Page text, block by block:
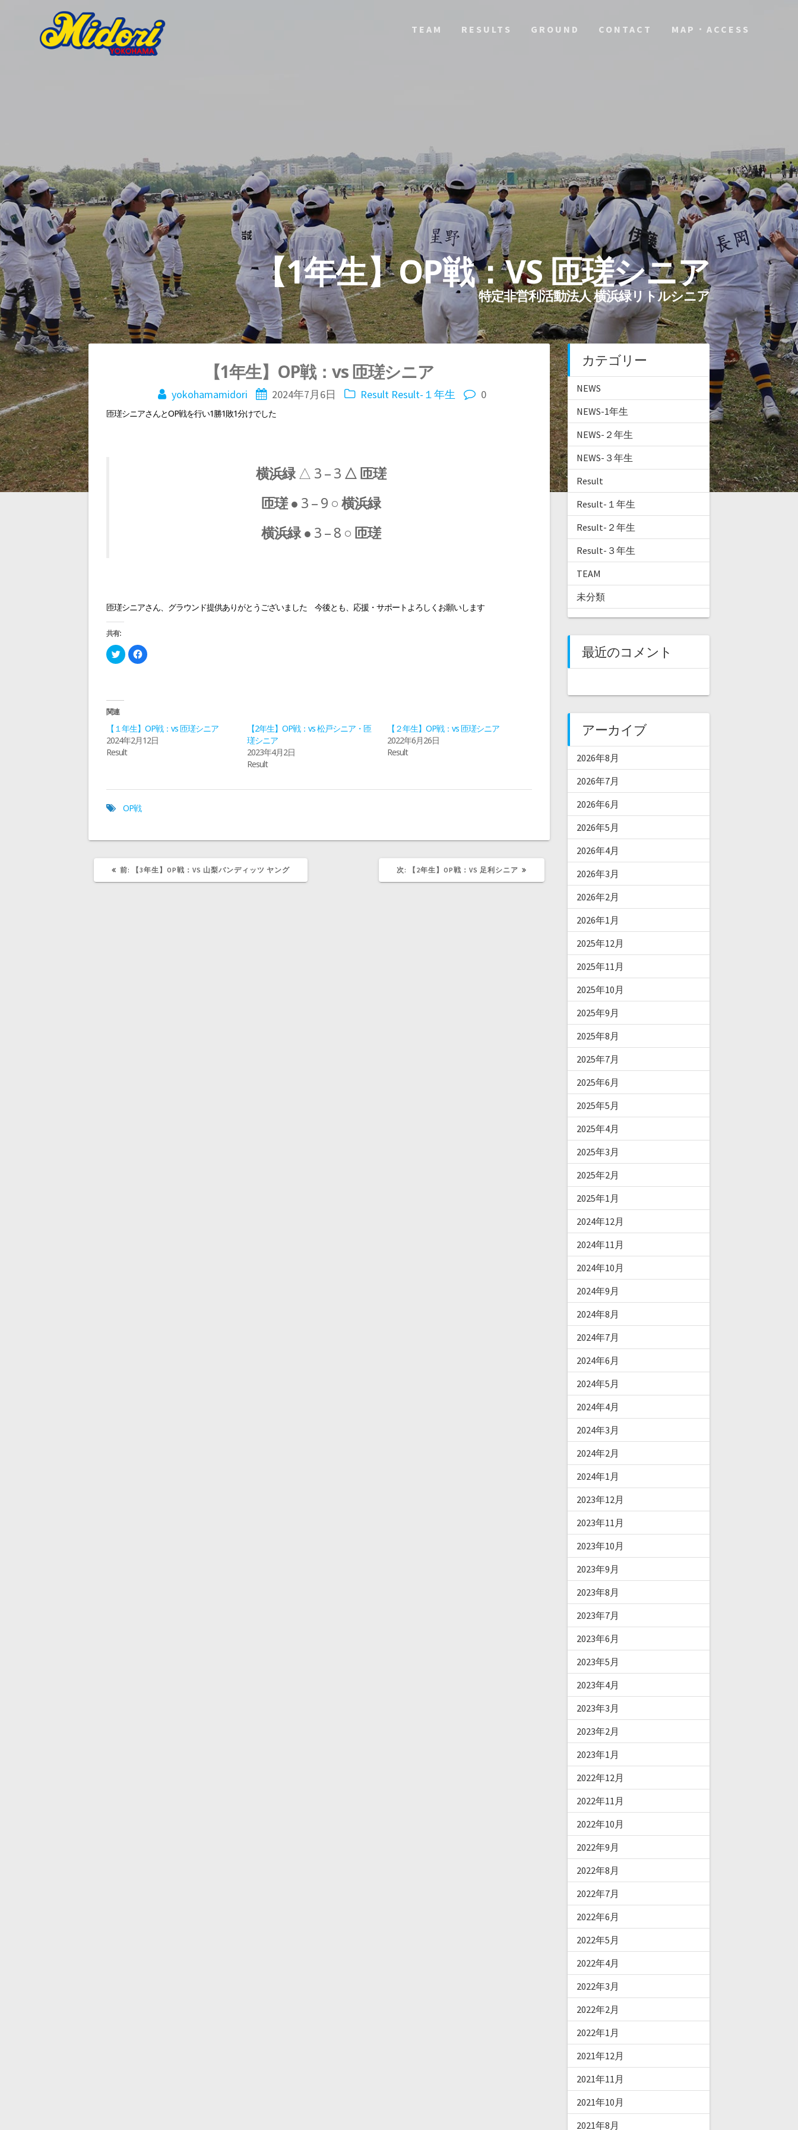
TEAM RESULTS GROUND CONTACT MAP・ACCESS
【1年生】OP戦：VS 匝瑳シニア
特定非営利活動法人 横浜緑リトルシニア
【1年生】OP戦：vs 匝瑳シニア
yokohamamidori 2024年7月6日 Result Result-１年生 0
匝瑳シニアさんとOP戦を行い1勝1敗1分けでした
横浜緑△ 3 – 3 △ 匝瑳
匝瑳● 3 – 9 ○横浜緑
横浜緑● 3 – 8 ○ 匝瑳
匝瑳シニアさん、グラウンド提供ありがとうございました 今後とも、応援・サポートよろしくお願いします
共有:
ク
リ
w
t
e
r
で
共
い
ン
き
す
)
F
a
有
す
る
に
し
し
ウ
ィ
ン
ド
関連
【１年生】OP戦：vs 匝瑳シニア
2024年2月12日
Result
【2年生】OP戦：vs 松戸シニア・匝
瑳シニア
2023年4月2日
Result
【２年生】OP戦：vs 匝瑳シニア
2022年6月26日
Result
OP戦
投
稿
ナ
ビ
ョ
ン
前:
前【3年生】OP戦：VS 山梨バンディッツ ヤング 次:
次【2年生】OP戦：VS 足利シニア
カテゴリー
NEWS
NEWS-1年生
NEWS-２年生
NEWS-３年生
Result
Result-１年生
Result-２年生
Result-３年生
TEAM
未分類
最近のコメント
アーカイブ
2026年8月
2026年7月
2026年6月
2026年5月
2026年4月
2026年3月
2026年2月
2026年1月
2025年12月
2025年11月
2025年10月
2025年9月
2025年8月
2025年7月
2025年6月
2025年5月
2025年4月
2025年3月
2025年2月
2025年1月
2024年12月
2024年11月
2024年10月
2024年9月
2024年8月
2024年7月
2024年6月
2024年5月
2024年4月
2024年3月
2024年2月
2024年1月
2023年12月
2023年11月
2023年10月
2023年9月
2023年8月
2023年7月
2023年6月
2023年5月
2023年4月
2023年3月
2023年2月
2023年1月
2022年12月
2022年11月
2022年10月
2022年9月
2022年8月
2022年7月
2022年6月
2022年5月
2022年4月
2022年3月
2022年2月
2022年1月
2021年12月
2021年11月
2021年10月
2021年8月